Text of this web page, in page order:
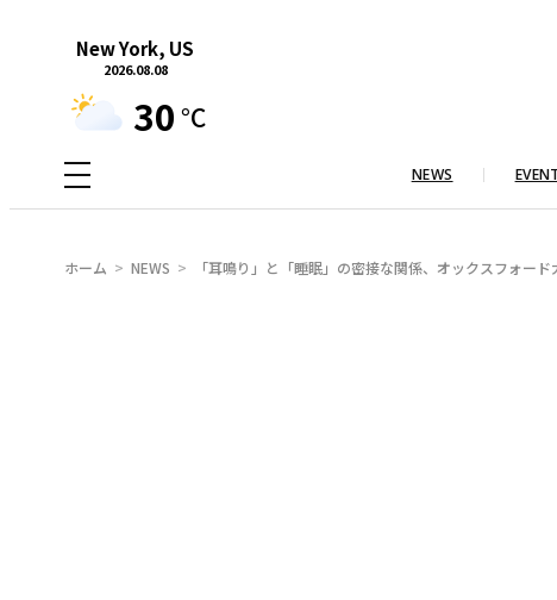
New York, US
2026.08.08
30 °C
NEWS
ホーム NEWS 「耳鳴り」と「睡眠」の密接な関係、オックスフォー